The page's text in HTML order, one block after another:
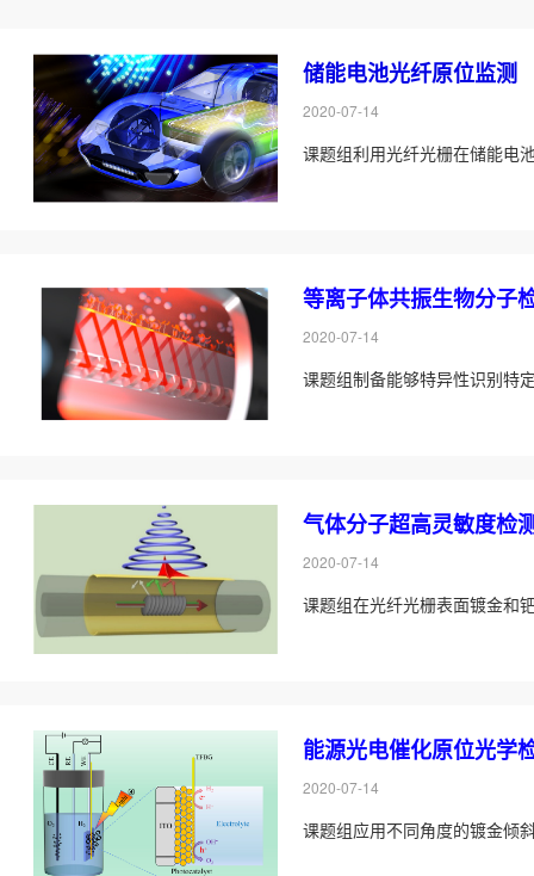
储能电池光纤原位监测
2020-07-14
课题组利用光纤光栅在储能电
等离子体共振生物分子
2020-07-14
课题组制备能够特异性识别特
气体分子超高灵敏度检
2020-07-14
课题组在光纤光栅表面镀金和
能源光电催化原位光学
2020-07-14
课题组应用不同角度的镀金倾